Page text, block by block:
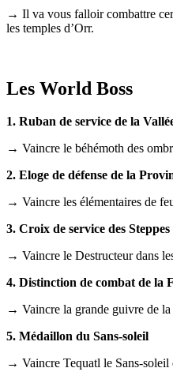
→ Il va vous falloir combattre
les temples d’Orr.
Les World Boss
1. Ruban de service de la
→ Vaincre le béhémoth des
2. Eloge de défense de la
→ Vaincre les élémentaires de
3. Croix de service des
→ Vaincre le Destructeur dans
4. Distinction de combat de la
→ Vaincre la grande guivre de
5. Médaillon du Sans-soleil
→ Vaincre Tequatl le Sans-